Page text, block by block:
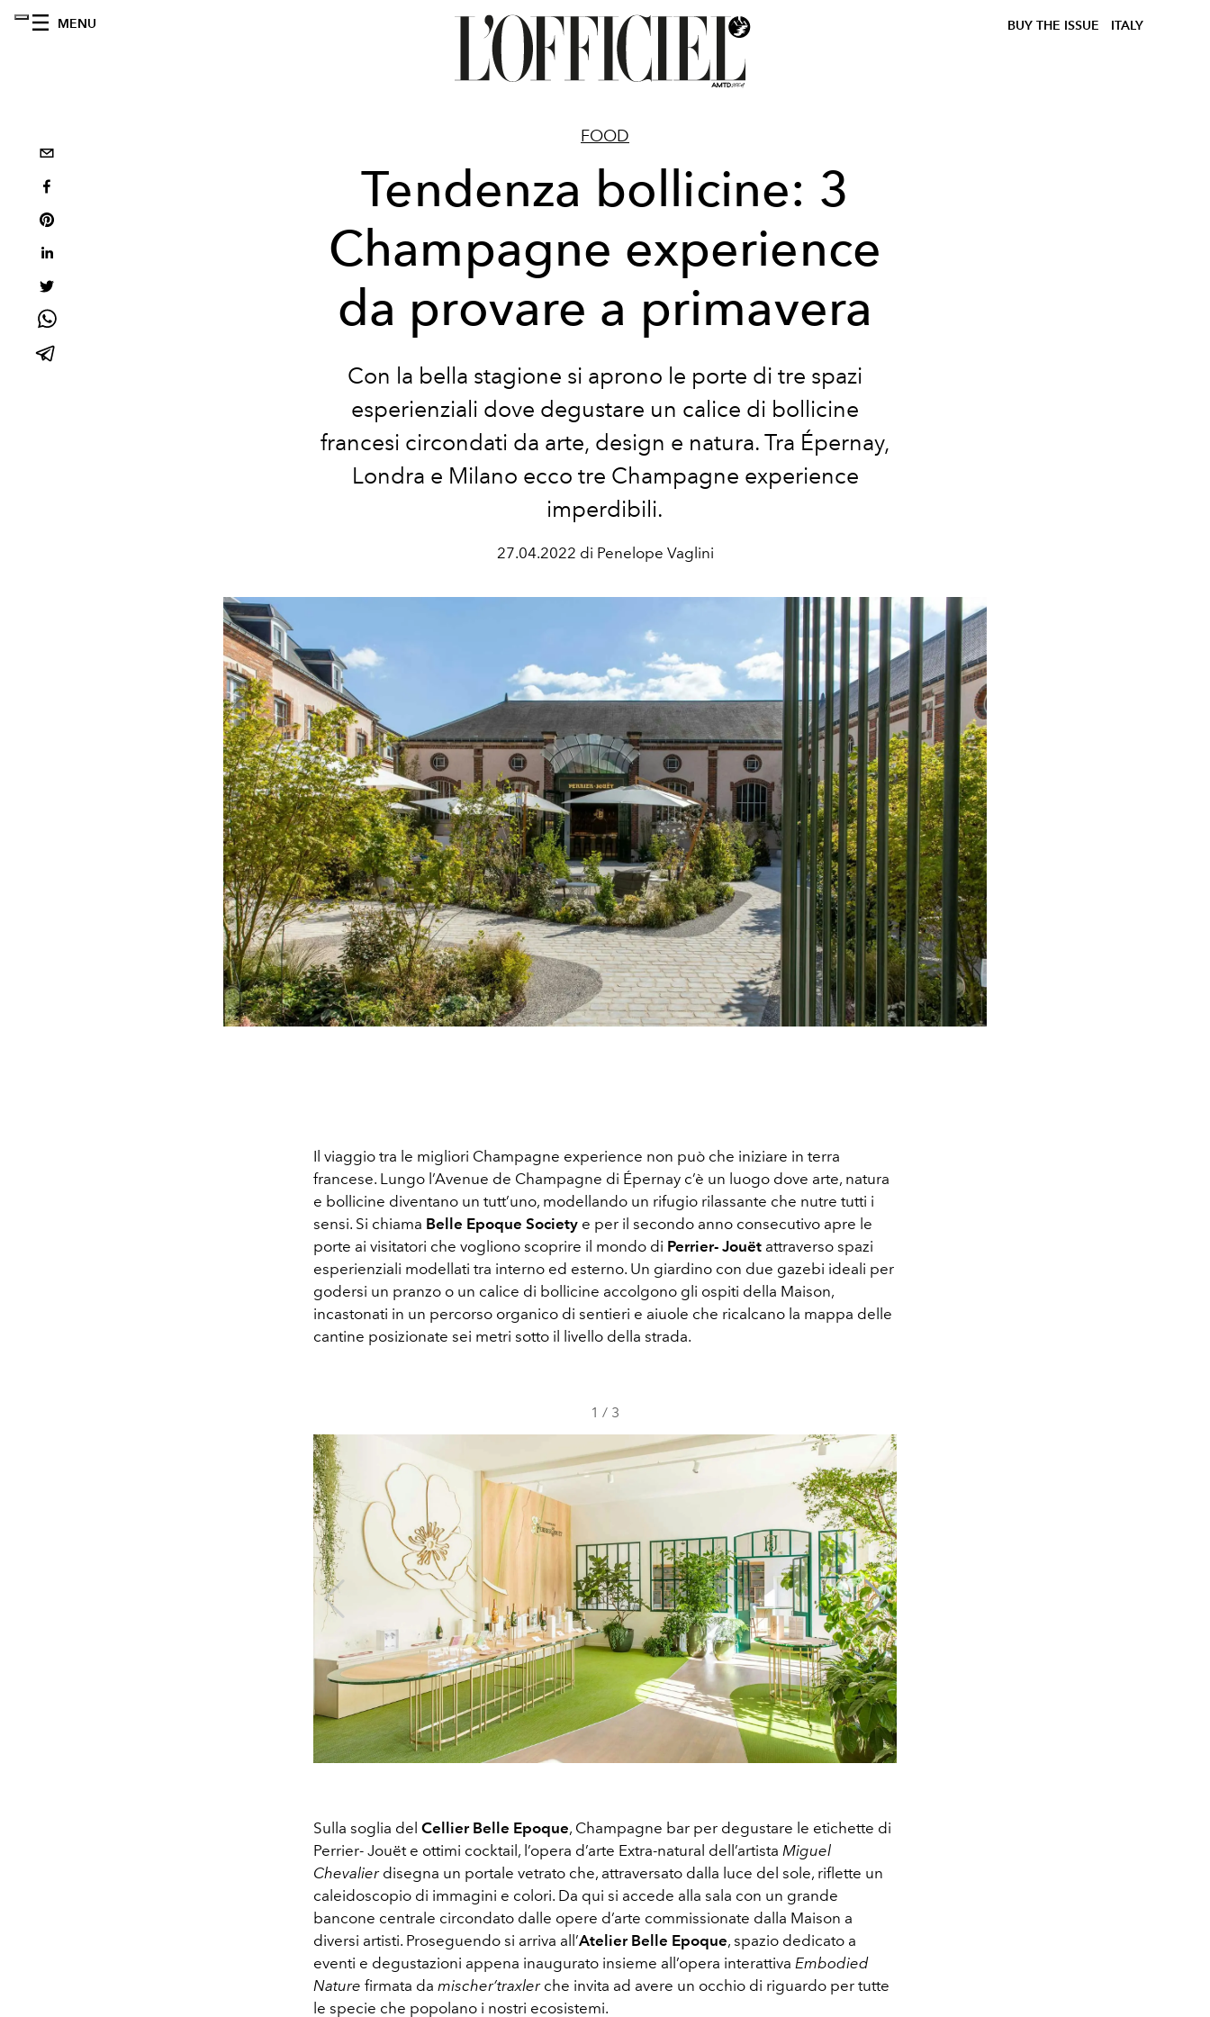
MENU BUY THE ISSUE ITALY
FOOD
Tendenza bollicine: 3
Champagne experience
da provare a primavera
Con la bella stagione si aprono le porte di tre spazi
esperienziali dove degustare un calice di bollicine
francesi circondati da arte, design e natura. Tra Épernay,
Londra e Milano ecco tre Champagne experience
imperdibili.
27.04.2022 di Penelope Vaglini
Il viaggio tra le migliori Champagne experience non può che iniziare in terra
francese. Lungo l’Avenue de Champagne di Épernay c’è un luogo dove arte, natura
e bollicine diventano un tutt’uno, modellando un rifugio rilassante che nutre tutti i
sensi. Si chiama Belle Epoque Society e per il secondo anno consecutivo apre le
porte ai visitatori che vogliono scoprire il mondo di Perrier- Jouët attraverso spazi
esperienziali modellati tra interno ed esterno. Un giardino con due gazebi ideali per
godersi un pranzo o un calice di bollicine accolgono gli ospiti della Maison,
incastonati in un percorso organico di sentieri e aiuole che ricalcano la mappa delle
cantine posizionate sei metri sotto il livello della strada.
1 / 3
Sulla soglia del Cellier Belle Epoque, Champagne bar per degustare le etichette di
Perrier- Jouët e ottimi cocktail, l’opera d’arte Extra-natural dell’artista Miguel
Chevalierdisegna un portale vetrato che, attraversato dalla luce del sole, riflette un
caleidoscopio di immagini e colori. Da qui si accede alla sala con un grande
bancone centrale circondato dalle opere d’arte commissionate dalla Maison a
diversi artisti. Proseguendo si arriva all’Atelier Belle Epoque, spazio dedicato a
eventi e degustazioni appena inaugurato insieme all’opera interattiva Embodied
Nature firmata da mischer’traxlerche invita ad avere un occhio di riguardo per tutte
le specie che popolano i nostri ecosistemi.